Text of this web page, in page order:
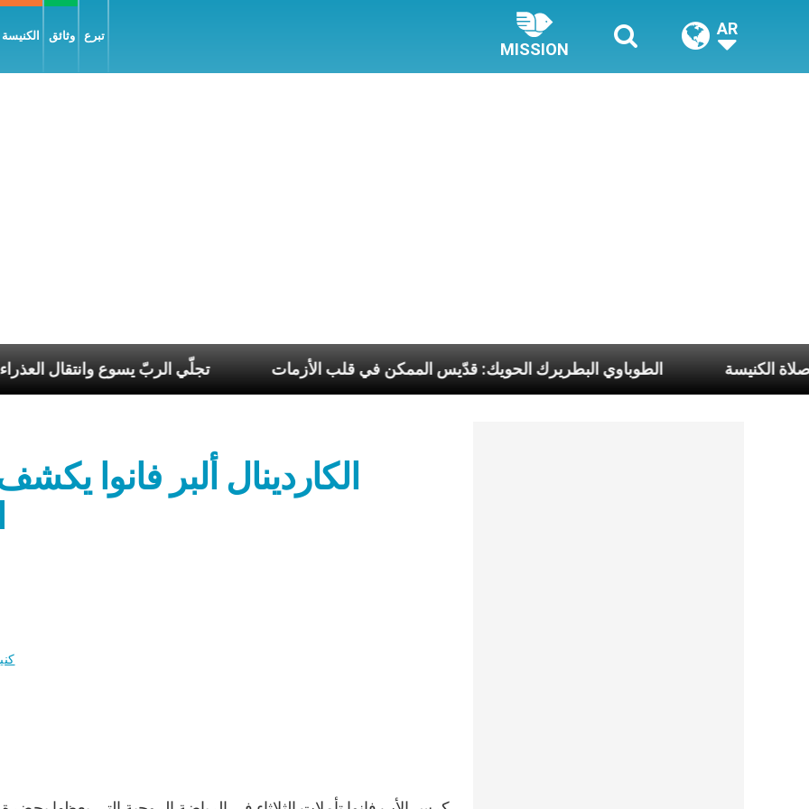
وثائق تبرع
MISSION
AR
تجلّي الربّ يسوع الطوباوي البطريرك الحويك: قدّيس الممكن في قلب الأزمات
الكاردينال ألبر فانوا